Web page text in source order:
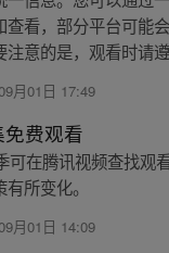
查看，部分平台可能
注意的是，观看时请
月01日 17:49
费观看
可在腾讯视频查找观
所变化。
月01日 14:09